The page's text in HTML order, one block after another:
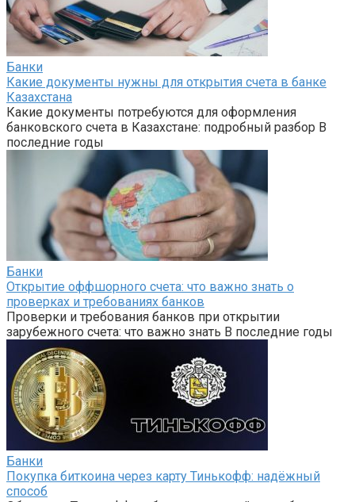
Банки
Какие документы нужны для открытия счета в банке
Казахстана
Какие документы потребуются для оформления
банковского счета в Казахстане: подробный разбор В
последние годы
Банки
Открытие оффшорного счета: что важно знать о
проверках и требованиях банков
Проверки и требования банков при открытии
зарубежного счета: что важно знать В последние годы
Банки
Покупка биткоина через карту Тинькофф: надёжный
способ